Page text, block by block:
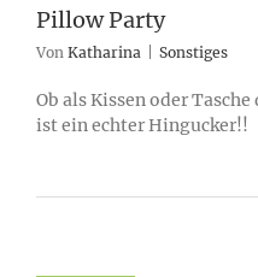
Pillow Party
Von Katharina Sonstiges
Ob als Kissen oder
ist ein echter Hingucker!!